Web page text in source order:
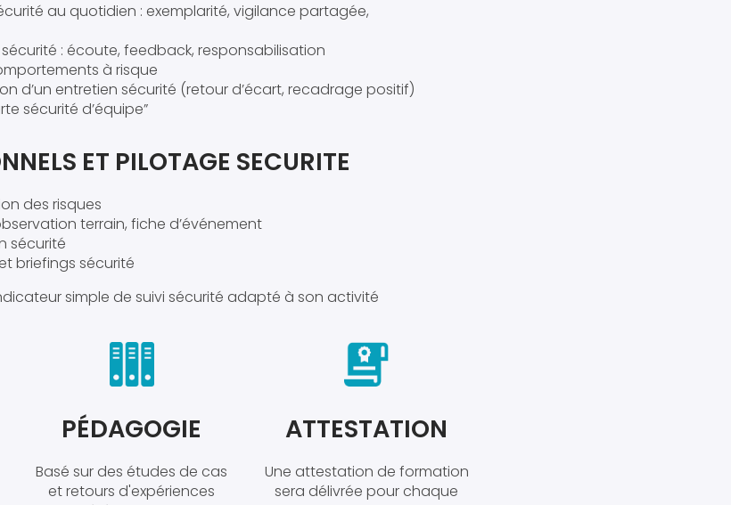
au quotidien : exemplarité, vigilance partagée,
: écoute, feedback, responsabilisation
à risque
d’un entretien sécurité (retour d’écart, recadrage positif)
sécurité d’équipe”
ET PILOTAGE SECURITE
des risques
terrain, fiche d’événement
sécurité
briefings sécurité
simple de suivi sécurité adapté à son activité
PÉDAGOGIE
Basé sur des études de cas
et retours d'expériences
ATTESTATION
Une attestation de formation
sera délivrée pour chaque